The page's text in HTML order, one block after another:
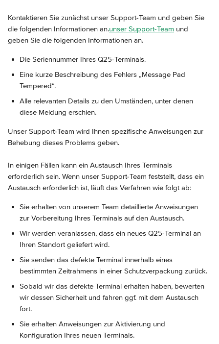
Kontaktieren Sie zunächst unser Support-Team und geben Sie
die folgenden Informationen an.unser Support-Team und
geben Sie die folgenden Informationen an.
Die Seriennummer Ihres Q25-Terminals.
Eine kurze Beschreibung des Fehlers „Message Pad
Tempered“.
Alle relevanten Details zu den Umständen, unter denen
diese Meldung erschien.
Unser Support-Team wird Ihnen spezifische Anweisungen zur
Behebung dieses Problems geben.
In einigen Fällen kann ein Austausch Ihres Terminals
erforderlich sein. Wenn unser Support-Team feststellt, dass ein
Austausch erforderlich ist, läuft das Verfahren wie folgt ab:
Sie erhalten von unserem Team detaillierte Anweisungen
zur Vorbereitung Ihres Terminals auf den Austausch.
Wir werden veranlassen, dass ein neues Q25-Terminal an
Ihren Standort geliefert wird.
Sie senden das defekte Terminal innerhalb eines
bestimmten Zeitrahmens in einer Schutzverpackung zurück.
Sobald wir das defekte Terminal erhalten haben, bewerten
wir dessen Sicherheit und fahren ggf. mit dem Austausch
fort.
Sie erhalten Anweisungen zur Aktivierung und
Konfiguration Ihres neuen Terminals.